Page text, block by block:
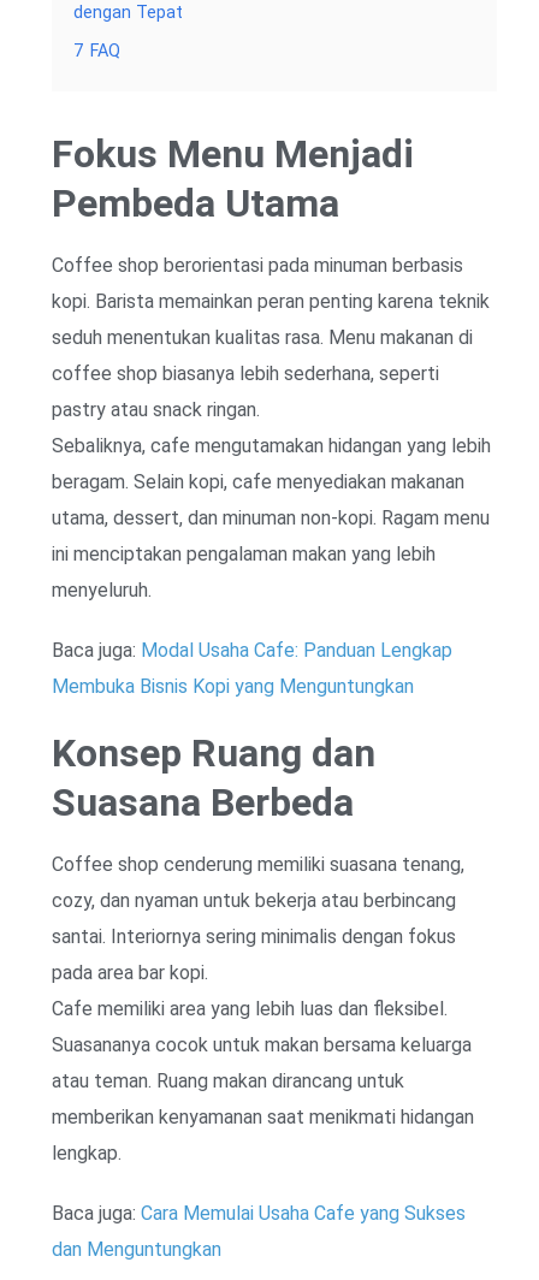
dengan Tepat
7 FAQ
Fokus Menu Menjadi
Pembeda Utama
Coffee shop berorientasi pada minuman berbasis
kopi. Barista memainkan peran penting karena teknik
seduh menentukan kualitas rasa. Menu makanan di
coffee shop biasanya lebih sederhana, seperti
pastry atau snack ringan.
Sebaliknya, cafe mengutamakan hidangan yang lebih
beragam. Selain kopi, cafe menyediakan makanan
utama, dessert, dan minuman non-kopi. Ragam menu
ini menciptakan pengalaman makan yang lebih
menyeluruh.
Baca juga: Modal Usaha Cafe: Panduan Lengkap
Membuka Bisnis Kopi yang Menguntungkan
Konsep Ruang dan
Suasana Berbeda
Coffee shop cenderung memiliki suasana tenang,
cozy, dan nyaman untuk bekerja atau berbincang
santai. Interiornya sering minimalis dengan fokus
pada area bar kopi.
Cafe memiliki area yang lebih luas dan fleksibel.
Suasananya cocok untuk makan bersama keluarga
atau teman. Ruang makan dirancang untuk
memberikan kenyamanan saat menikmati hidangan
lengkap.
Baca juga: Cara Memulai Usaha Cafe yang Sukses
dan Menguntungkan